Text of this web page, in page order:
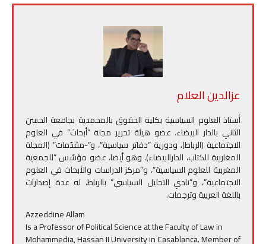
عزالدين العلام
أستاذ العلوم السياسية بكلية الحقوق بالمحمدية بجامعة الحسن
الثاني بالدار البيضاء. عضو هيئة تحرير مجلة “أبحاث” في العلوم
الاجتماعية (الرباط)، ودورية “دفاتر سياسية”، و”-مقدّمات” (المجلة
المغاربية للكتاب، الدارالبيضاء). وهو أيضا، عضو مؤسّس “للجمعية
المغربية للعلوم السياسية”، و”مركز الدراسات والأبحاث في العلوم
الاجتماعية”، و”نادي التحليل السياسي” بالرباط، له عدة إصدارات
باللغة العربية وترجمات.
Azzeddine Allam
Is a Professor of Political Science at the Faculty of Law in
Mohammedia, Hassan II University in Casablanca. Member of